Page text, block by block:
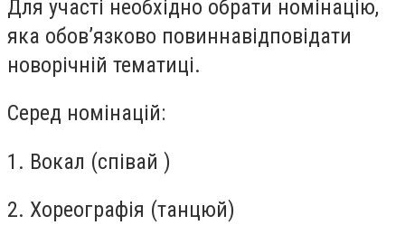
Для участі необхідно обрати номінацію,
яка обов’язково повиннавідповідати
новорічній тематиці.
Серед номінацій:
1. Вокал (співай )
2. Хореографія (танцюй)